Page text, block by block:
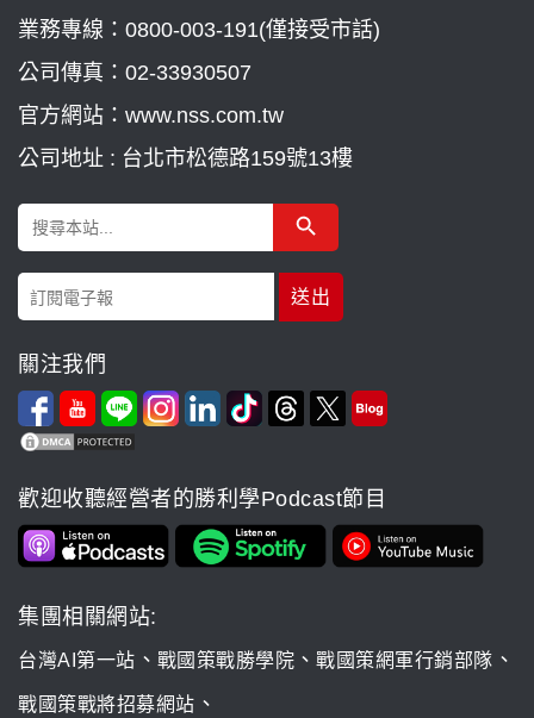
業務專線： 0800-003-191(僅接受市話)
公司傳真：02-33930507
官方網站：www.nss.com.tw
公司地址 : 台北市松德路159號13樓
Search
for:
Search Button
關注我們
歡迎收聽經營者的勝利學Podcast節目
集團相關網站:
台灣AI第一站 、 戰國策戰勝學院 、 戰國策網軍行銷部隊 、
戰國策戰將招募網站 、